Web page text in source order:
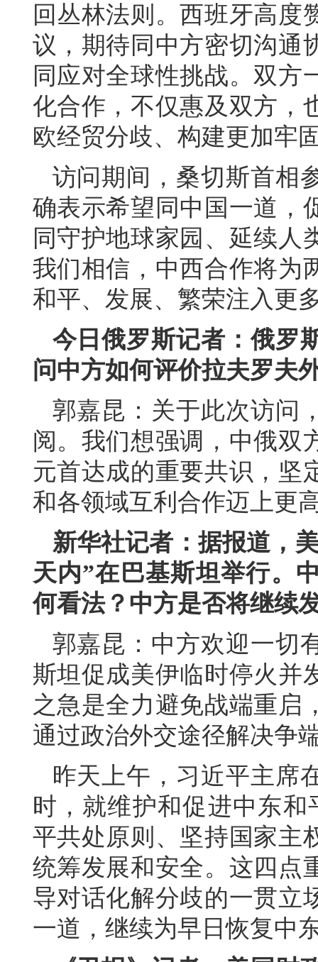
回丛林法则。西班牙高度
议，期待同中方密切沟通
同应对全球性挑战。双方
化合作，不仅惠及双方，
欧经贸分歧、构建更加牢
访问期间，桑切斯首相
确表示希望同中国一道，
同守护地球家园、延续人
我们相信，中西合作将为
和平、发展、繁荣注入更
今日俄罗斯记者：俄罗
问中方如何评价拉夫罗夫
郭嘉昆：关于此次访问
阅。我们想强调，中俄双
元首达成的重要共识，坚
和各领域互利合作迈上更
新华社记者：据报道，
天内”在巴基斯坦举行。
何看法？中方是否将继续
郭嘉昆：中方欢迎一切
斯坦促成美伊临时停火并
之急是全力避免战端重启
通过政治外交途径解决争
昨天上午，习近平主席
时，就维护和促进中东
平共处原则、坚持国家主
统筹发展和安全。这四点
导对话化解分歧的一贯立
一道，继续为早日恢复中